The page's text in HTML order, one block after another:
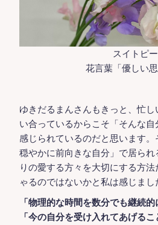
スイトピー
花言葉「優しい思
ゆきだるまんさんもきっと、忙
い合っているからこそ「そんな
感じられているのだと思います。
穏やかに前向きな自分」で居ら
りの愛する方々を大切にする方
ゃるのではないかと私は感じまし
「物理的な時間を数分でも継続的
「今の自分を受け入れてあげるこ